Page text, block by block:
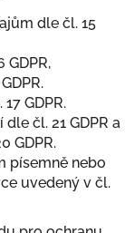
dle čl. 15
GDPR.
čl. 21 GDPR a
GDPR.
písemně nebo
uvedený v čl.